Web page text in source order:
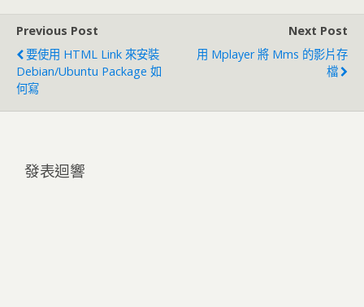
Previous Post
要使用 HTML Link 來安裝
Debian/Ubuntu Package 如
何寫
Next Post
用 Mplayer 將 Mms 的影片存
檔
發表迴響